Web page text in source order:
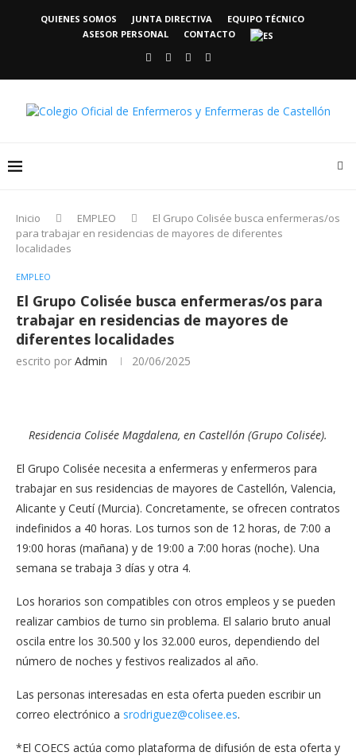
QUIENES SOMOS JUNTA DIRECTIVA
EQUIPO TÉCNICO
ASESOR PERSONAL
CONTACTO
Inicio EMPLEO
El Grupo Colisée busca enfermeras/os
para trabajar en residencias de mayores de diferentes
localidades
EMPLEO
El Grupo Colisée busca enfermeras/os para
trabajar en residencias de mayores de
diferentes localidades
escrito por Admin 20/06/2025
Residencia Colisée Magdalena, en Castellón (Grupo Colisée).
El Grupo Colisée necesita a enfermeras y enfermeros para
trabajar en sus residencias de mayores de Castellón, Valencia,
Alicante y Ceutí (Murcia). Concretamente, se ofrecen contratos
indefinidos a 40 horas. Los turnos son de 12 horas, de 7:00 a
19:00 horas (mañana) y de 19:00 a 7:00 horas (noche). Una
semana se trabaja 3 días y otra 4.
Los horarios son compatibles con otros empleos y se pueden
realizar cambios de turno sin problema. El salario bruto anual
oscila entre los 30.500 y los 32.000 euros, dependiendo del
número de noches y festivos realizados al año.
Las personas interesadas en esta oferta pueden escribir un
correo electrónico a srodriguez@colisee.es.
*El COECS actúa como plataforma de difusión de esta oferta y